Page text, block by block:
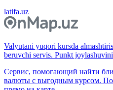
latifa.uz
Valyutani yuqori kursda
beruvchi servis. Punkt
Сервис, помогающий найти
валюты с выгодным курсом.